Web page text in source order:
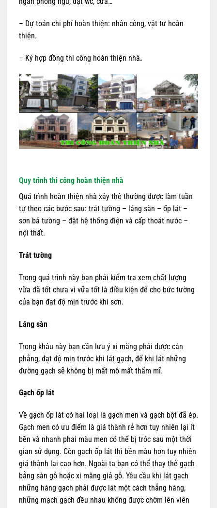
– Dự toán chi phí hoàn thiện: nhân công, vật tư hoàn
thiện.
– Ký hợp đồng thi công hoàn thiện nhà.
Quy trình thi công hoàn thiện nhà
Quá trình hoàn thiện nhà xây thô thường được làm tuần
tự theo các bước sau: trát tường – láng sàn – ốp lát –
sơn bả tường – đặt hệ thống điện và cấp thoát nước –
nội thất.
Trát tường
Trong quá trình này bạn phải kiểm tra xem chất lượng
vữa đã tốt chưa vì vữa tốt là điều kiện để cho bức tường
của bạn đạt độ mịn trước khi sơn.
Láng sàn
Trong khâu này bạn cần lưu ý xi măng phải được cán
phẳng, đạt độ mịn trước khi lát gạch, để khi lát những
đường gạch sẽ không bị mất mô mất thẩm mĩ.
Gạch ốp lát
Về gạch ốp lát có hai loại là gạch men và gạch bột đã ép.
Gạch men có ưu điểm là giá thành rẻ hơn tuy nhiên lại ít
bền và nhanh phai màu men có thể bị tróc sau một thời
gian sử dụng. Còn gạch ốp lát thì bền màu hơn tuy nhiên
giá thành lại cao hơn. Ngoài ta bạn có thể thay thế gạch
bằng sàn gỗ hoặc xi măng giả gỗ. Yêu cầu khi lát gạch
những hàng gạch phải được lát một cách thẳng hàng,
những mạch gạch đều nhau không được chờm lên viên